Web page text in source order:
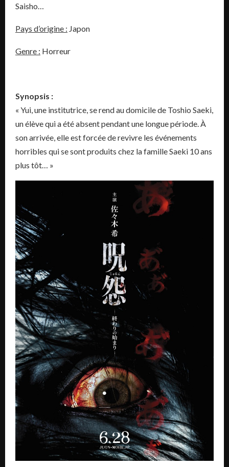
Saisho…
Pays d’origine : Japon
Genre : Horreur
Synopsis :
« Yui, une institutrice, se rend au domicile de Toshio Saeki,
un élève qui a été absent pendant une longue période. À
son arrivée, elle est forcée de revivre les événements
horribles qui se sont produits chez la famille Saeki 10 ans
plus tôt… »